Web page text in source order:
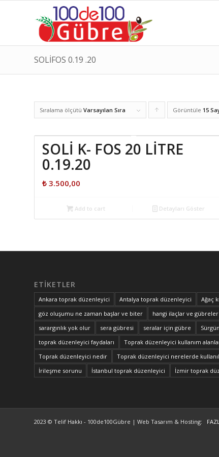
SOLİFOS 0.19 .20
Sıralama ölçütü Varsayılan Sıra Ürünleri
şekilde
Görüntüle 15
SOLİ K- FOS 20 LİTRE
0.19.20
₺ 3.500,00
Add to cart Detayları Göster
ETIKETLER
Ankara toprak düzenleyici Antalya toprak düzenleyici Ağaç
göz oluşumu ne zaman başlar ve biter
hangi ilaçlar ve gübreler
sarargınlık yok olur
sera gübresi seralar için gübre
toprak düzenleyici faydaları
Toprak düzenleyici kullanım
Toprak düzenleyici nedir
Toprak düzenleyici nerelerde
İrileşme sorunu
İstanbul toprak düzenleyici İzmir toprak
2023 © Telif Hakkı - 100de100Gübre | Web Tasarım & Hosting: